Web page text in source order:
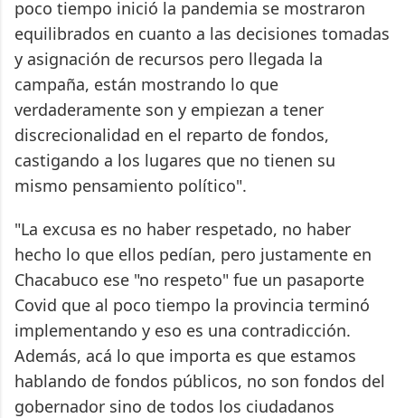
poco tiempo inició la pandemia se mostraron
equilibrados en cuanto a las decisiones tomadas
y asignación de recursos pero llegada la
campaña, están mostrando lo que
verdaderamente son y empiezan a tener
discrecionalidad en el reparto de fondos,
castigando a los lugares que no tienen su
mismo pensamiento político".
"La excusa es no haber respetado, no haber
hecho lo que ellos pedían, pero justamente en
Chacabuco ese "no respeto" fue un pasaporte
Covid que al poco tiempo la provincia terminó
implementando y eso es una contradicción.
Además, acá lo que importa es que estamos
hablando de fondos públicos, no son fondos del
gobernador sino de todos los ciudadanos